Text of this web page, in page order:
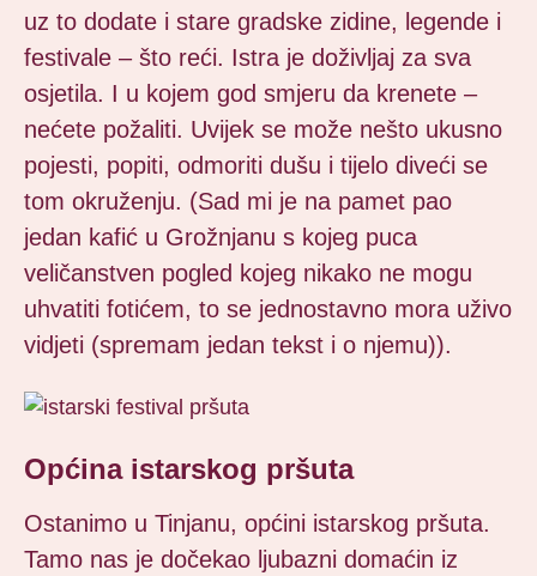
uz to dodate i stare gradske zidine, legende i
festivale – što reći. Istra je doživljaj za sva
osjetila. I u kojem god smjeru da krenete –
nećete požaliti. Uvijek se može nešto ukusno
pojesti, popiti, odmoriti dušu i tijelo diveći se
tom okruženju. (Sad mi je na pamet pao
jedan kafić u Grožnjanu s kojeg puca
veličanstven pogled kojeg nikako ne mogu
uhvatiti fotićem, to se jednostavno mora uživo
vidjeti (spremam jedan tekst i o njemu)).
Općina istarskog pršuta
Ostanimo u Tinjanu, općini istarskog pršuta.
Tamo nas je dočekao ljubazni domaćin iz